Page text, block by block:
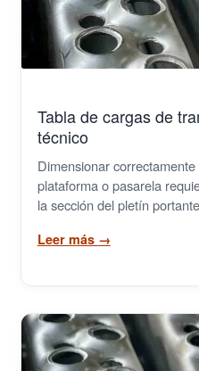
Rejillas Poliester PRFV
Tramex
Metal Extendido
Grapas
Demister
Tabla de cargas de
técnico
Dimensionar
plataforma o pasarela
la sección del pletín
Leer más →